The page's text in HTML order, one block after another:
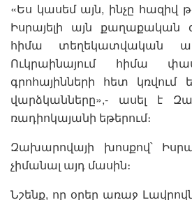
«Ես կասեմ այն, ինչը հազիվ
Իսրայելի այն քաղաքական
հիմա տեղեկատվական
Ուկրաինայում հիմա
գրոհայինների հետ կռվում
վարձկանները»,- ասել է
ռադիոկայանի եթերում։
Զախարովայի խոսքով՝
չիմանալ այդ մասին։
Նշենք, որ օրեր առաջ